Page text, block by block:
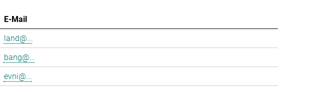
E-Mail
land@...
bang@...
evni@...